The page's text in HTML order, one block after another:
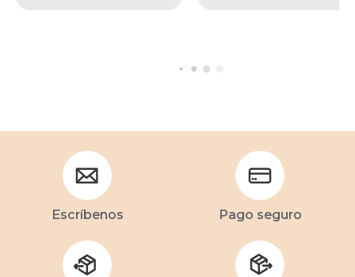
Escríbenos Pago seguro